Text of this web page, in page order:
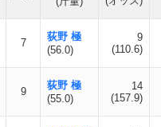
7
荻野 極
(56.0)
9
(110.6)
9
荻野 極
(55.0)
14
(157.9)